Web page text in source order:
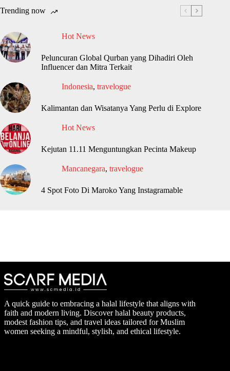
Trending now
Hot News
Peluncuran Global Qurban yang Dihadiri Oleh
Influencer dan Mitra Terkait
Indonesia, travelogue
Kalimantan dan Wisatanya Yang Perlu di Explore
Hot News
Kejutan 11.11 Menguntungkan Pecinta Makeup
Mancanegara, travelogue
4 Spot Foto Di Maroko Yang Instagramable
A quick guide to embracing a halal lifestyle that aligns with
faith and modern living. Discover halal beauty products,
modest fashion tips, and travel ideas tailored for Muslim
women seeking a mindful, stylish, and ethical lifestyle.